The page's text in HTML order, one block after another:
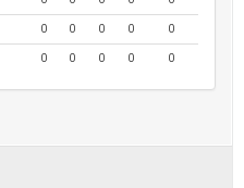
0 0 0 0
0
0 0 0 0 0